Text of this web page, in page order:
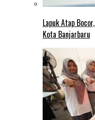
Lapuk Atap
Kota Banjarbaru